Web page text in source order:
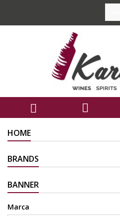
 
HOME
BRANDS
BANNER
Marca